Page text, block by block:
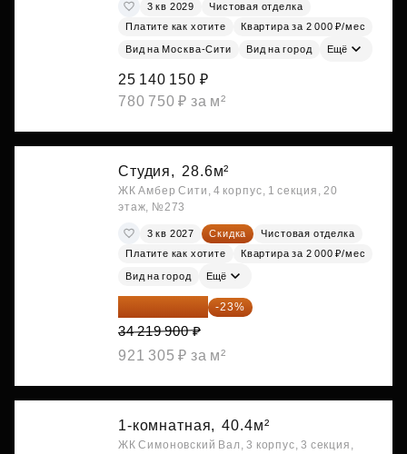
3 кв 2029
Чистовая отделка
Платите как хотите
Квартира за 2 000 ₽/мес
Вид на Москва-Сити Вид на город Ещё
25 140 150 ₽
780 750 ₽ за м²
Студия, 28.6м²
ЖК Амбер Сити, 4 корпус, 1 секция, 20
этаж, №273
3 кв 2027 Скидка
Чистовая отделка
Платите как хотите
Квартира за 2 000 ₽/мес
Вид на город Ещё
26 349 323 ₽ -23%
34 219 900 ₽
921 305 ₽ за м²
1-комнатная, 40.4м²
ЖК Симоновский Вал, 3 корпус, 3 секция,